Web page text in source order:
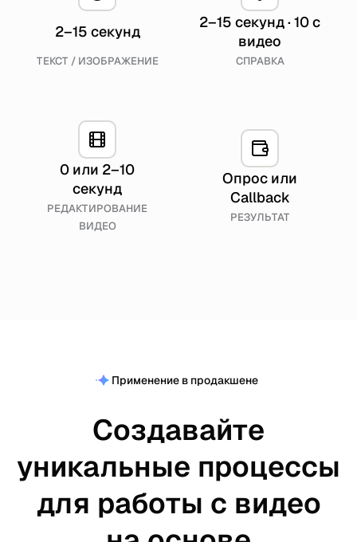
2–15 секунд
ТЕКСТ / ИЗОБРАЖЕНИЕ
2–15 секунд · 10 с
видео
СПРАВКА
0 или 2–10
секунд
РЕДАКТИРОВАНИЕ
ВИДЕО
Опрос или
Callback
РЕЗУЛЬТАТ
Применение в продакшене
Создавайте
уникальные процессы
для работы с видео